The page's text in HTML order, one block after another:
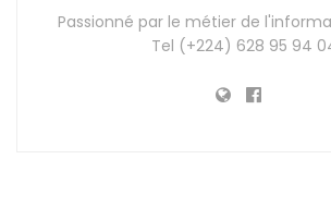
Passionné par le métier de
Tel (+224) 628 95 94